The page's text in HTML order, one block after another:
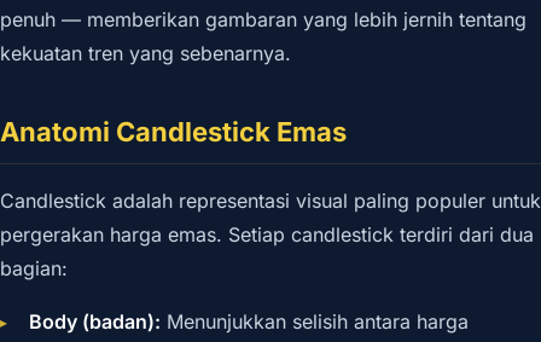
penuh — memberikan gambaran yang lebih jernih tentang
kekuatan tren yang sebenarnya.
Anatomi Candlestick Emas
Candlestick adalah representasi visual paling populer untuk
pergerakan harga emas. Setiap candlestick terdiri dari dua
bagian:
Body (badan): Menunjukkan selisih antara harga